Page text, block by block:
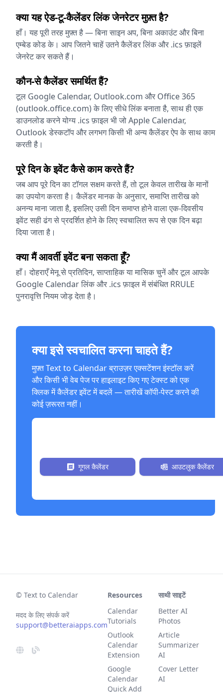
क्या यह ऐड-टू-कैलेंडर लिंक जेनरेटर मुफ़्त है?
हाँ। यह पूरी तरह मुफ़्त है — बिना साइन अप, बिना अकाउंट और बिना
एम्बेड कोड के। आप जितने चाहें उतने कैलेंडर लिंक और .ics फ़ाइलें
जेनरेट कर सकते हैं।
कौन-से कैलेंडर समर्थित हैं?
टूल Google Calendar, Outlook.com और Office 365
(outlook.office.com) के लिए सीधे लिंक बनाता है, साथ ही एक
डाउनलोड करने योग्य .ics फ़ाइल भी जो Apple Calendar,
Outlook डेस्कटॉप और लगभग किसी भी अन्य कैलेंडर ऐप के साथ काम
करती है।
पूरे दिन के इवेंट कैसे काम करते हैं?
जब आप पूरे दिन का टॉगल सक्षम करते हैं, तो टूल केवल तारीख के मानों
का उपयोग करता है। कैलेंडर मानक के अनुसार, समाप्ति तारीख को
अनन्य माना जाता है, इसलिए उसी दिन समाप्त होने वाला एक-दिवसीय
इवेंट सही ढंग से प्रदर्शित होने के लिए स्वचालित रूप से एक दिन बढ़ा
दिया जाता है।
क्या मैं आवर्ती इवेंट बना सकता हूँ?
हाँ। दोहराएँ मेनू से प्रतिदिन, साप्ताहिक या मासिक चुनें और टूल आपके
Google Calendar लिंक और .ics फ़ाइल में संबंधित RRULE
पुनरावृत्ति नियम जोड़ देता है।
क्या इसे स्वचालित करना चाहते हैं?
मुफ़्त Text to Calendar ब्राउज़र एक्सटेंशन इंस्टॉल करें
और किसी भी वेब पेज पर हाइलाइट किए गए टेक्स्ट को एक
क्लिक में कैलेंडर इवेंट में बदलें — तारीखें कॉपी-पेस्ट करने की
कोई ज़रूरत नहीं।
गूगल कैलेंडर आउटलुक कैलेंडर
© Text to Calendar
मदद के लिए संपर्क करें
support@betteraiapps.com
Resources
Calendar
Tutorials
Outlook
Calendar
Extension
Google
Calendar
Quick Add
साथी साइटें
Better AI
Photos
Article
Summarizer
AI
Cover Letter
AI